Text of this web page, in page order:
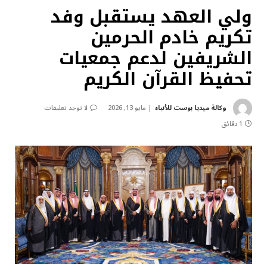
ولي العهد يستقبل وفد
تكريم خادم الحرمين
الشريفين لدعم جمعيات
تحفيظ القرآن الكريم
وكالة ميديا بوست للأنباء مايو 13, 2026
لا توجد تعليقات
1 دقائق